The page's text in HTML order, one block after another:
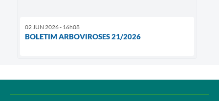
02 JUN 2026 - 16h08
BOLETIM ARBOVIROSES 21/2026